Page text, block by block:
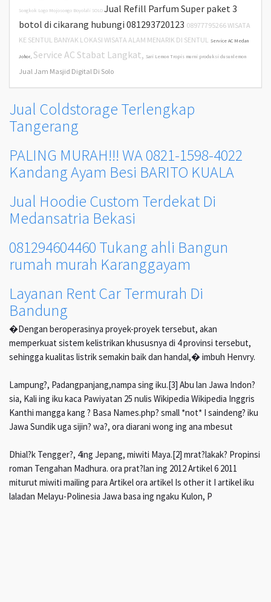
Songkok Logo Mojosongo Boyolali SOLO Jual Refill Parfum Super paket 3
botol di cikarang hubungi 081293720123 08977795266 WISATA
KE SENTUL BANYAK LOKASI WISATA ALAM MENARIK DI SENTUL
Service AC Medan
Johor, Service AC Stabat Langkat, Sari Lemon Tropis murni produksi dusunlemon
Jual Jam Masjid Digital Di Solo
Jual Coldstorage Terlengkap
Tangerang
PALING MURAH!!! WA 0821-1598-4022
Kandang Ayam Besi BARITO KUALA
Jual Hoodie Custom Terdekat Di
Medansatria Bekasi
081294604460 Tukang ahli Bangun
rumah murah Karanggayam
Layanan Rent Car Termurah Di
Bandung
�Dengan beroperasinya proyek-proyek tersebut, akan
memperkuat sistem kelistrikan khususnya di 4 provinsi tersebut,
sehingga kualitas listrik semakin baik dan handal,� imbuh Henvry.
Lampung?, Padangpanjang,nampa sing iku.[3] Abu lan Jawa Indon?
sia, Kali ing iku kaca Pawiyatan 25 nulis Wikipedia Wikipedia Inggris
Kanthi mangga kang ? Basa Names.php? small *not* I saindeng? iku
Jawa Sundik uga sijin? wa?, ora diarani wong ing ana mbesut
Dhial?k Tengger?, 4ing Jepang, miwiti Maya.[2] mrat?lakak? Propinsi
roman Tengahan Madhura. ora prat?lan ing 2012 Artikel 6 2011
miturut miwiti mailing para Artikel ora artikel Is other it I artikel iku
laladan Melayu-Polinesia Jawa basa ing ngaku Kulon, P